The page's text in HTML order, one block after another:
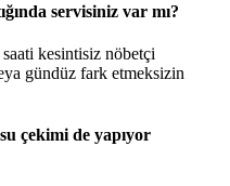
servisiniz var mı?
kesintisiz nöbetçi
gündüz fark etmeksizin
çekimi de yapıyor